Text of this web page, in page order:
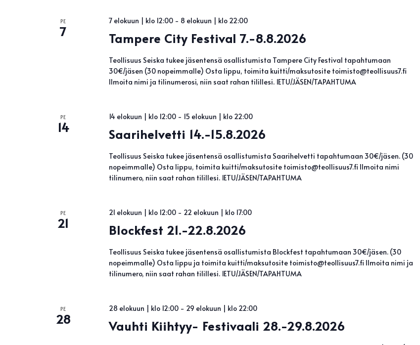
PE
7 Tampere City Festival 7.-8.8.2026
7 elokuun | klo 12:00- 8 elokuun | klo 22:00
Teollisuus Seiska tukee jäsentensä osallistumista Tampere City Festival tapahtumaan
30€/jäsen (30 nopeimmalle) Osta lippu, toimita kuitti/maksutosite toimisto@teollisuus7.fi
Ilmoita nimi ja tilinumerosi, niin saat rahan tilillesi. 1ETU/JÄSEN/TAPAHTUMA
PE
14 Saarihelvetti 14.-15.8.2026
14 elokuun | klo 12:00- 15 elokuun | klo 22:00
Teollisuus Seiska tukee jäsentensä osallistumista Saarihelvetti tapahtumaan 30€/jäsen. (30
nopeimmalle) Osta lippu, toimita kuitti/maksutosite toimisto@teollisuus7.fi Ilmoita nimi
tilinumero, niin saat rahan tilillesi. 1ETU/JÄSEN/TAPAHTUMA
PE
21 Blockfest 21.-22.8.2026
21 elokuun | klo 12:00- 22 elokuun | klo 17:00
Teollisuus Seiska tukee jäsentensä osallistumista Blockfest tapahtumaan 30€/jäsen. (30
nopeimmalle) Osta lippu ja toimita kuitti/maksutosite toimisto@teollisuus7.fi Ilmoita nimi ja
tilinumero, niin saat rahan tilillesi. 1ETU/JÄSEN/TAPAHTUMA
PE
28 Vauhti Kiihtyy- Festivaali 28.-29.8.2026
28 elokuun | klo 12:00- 29 elokuun | klo 22:00